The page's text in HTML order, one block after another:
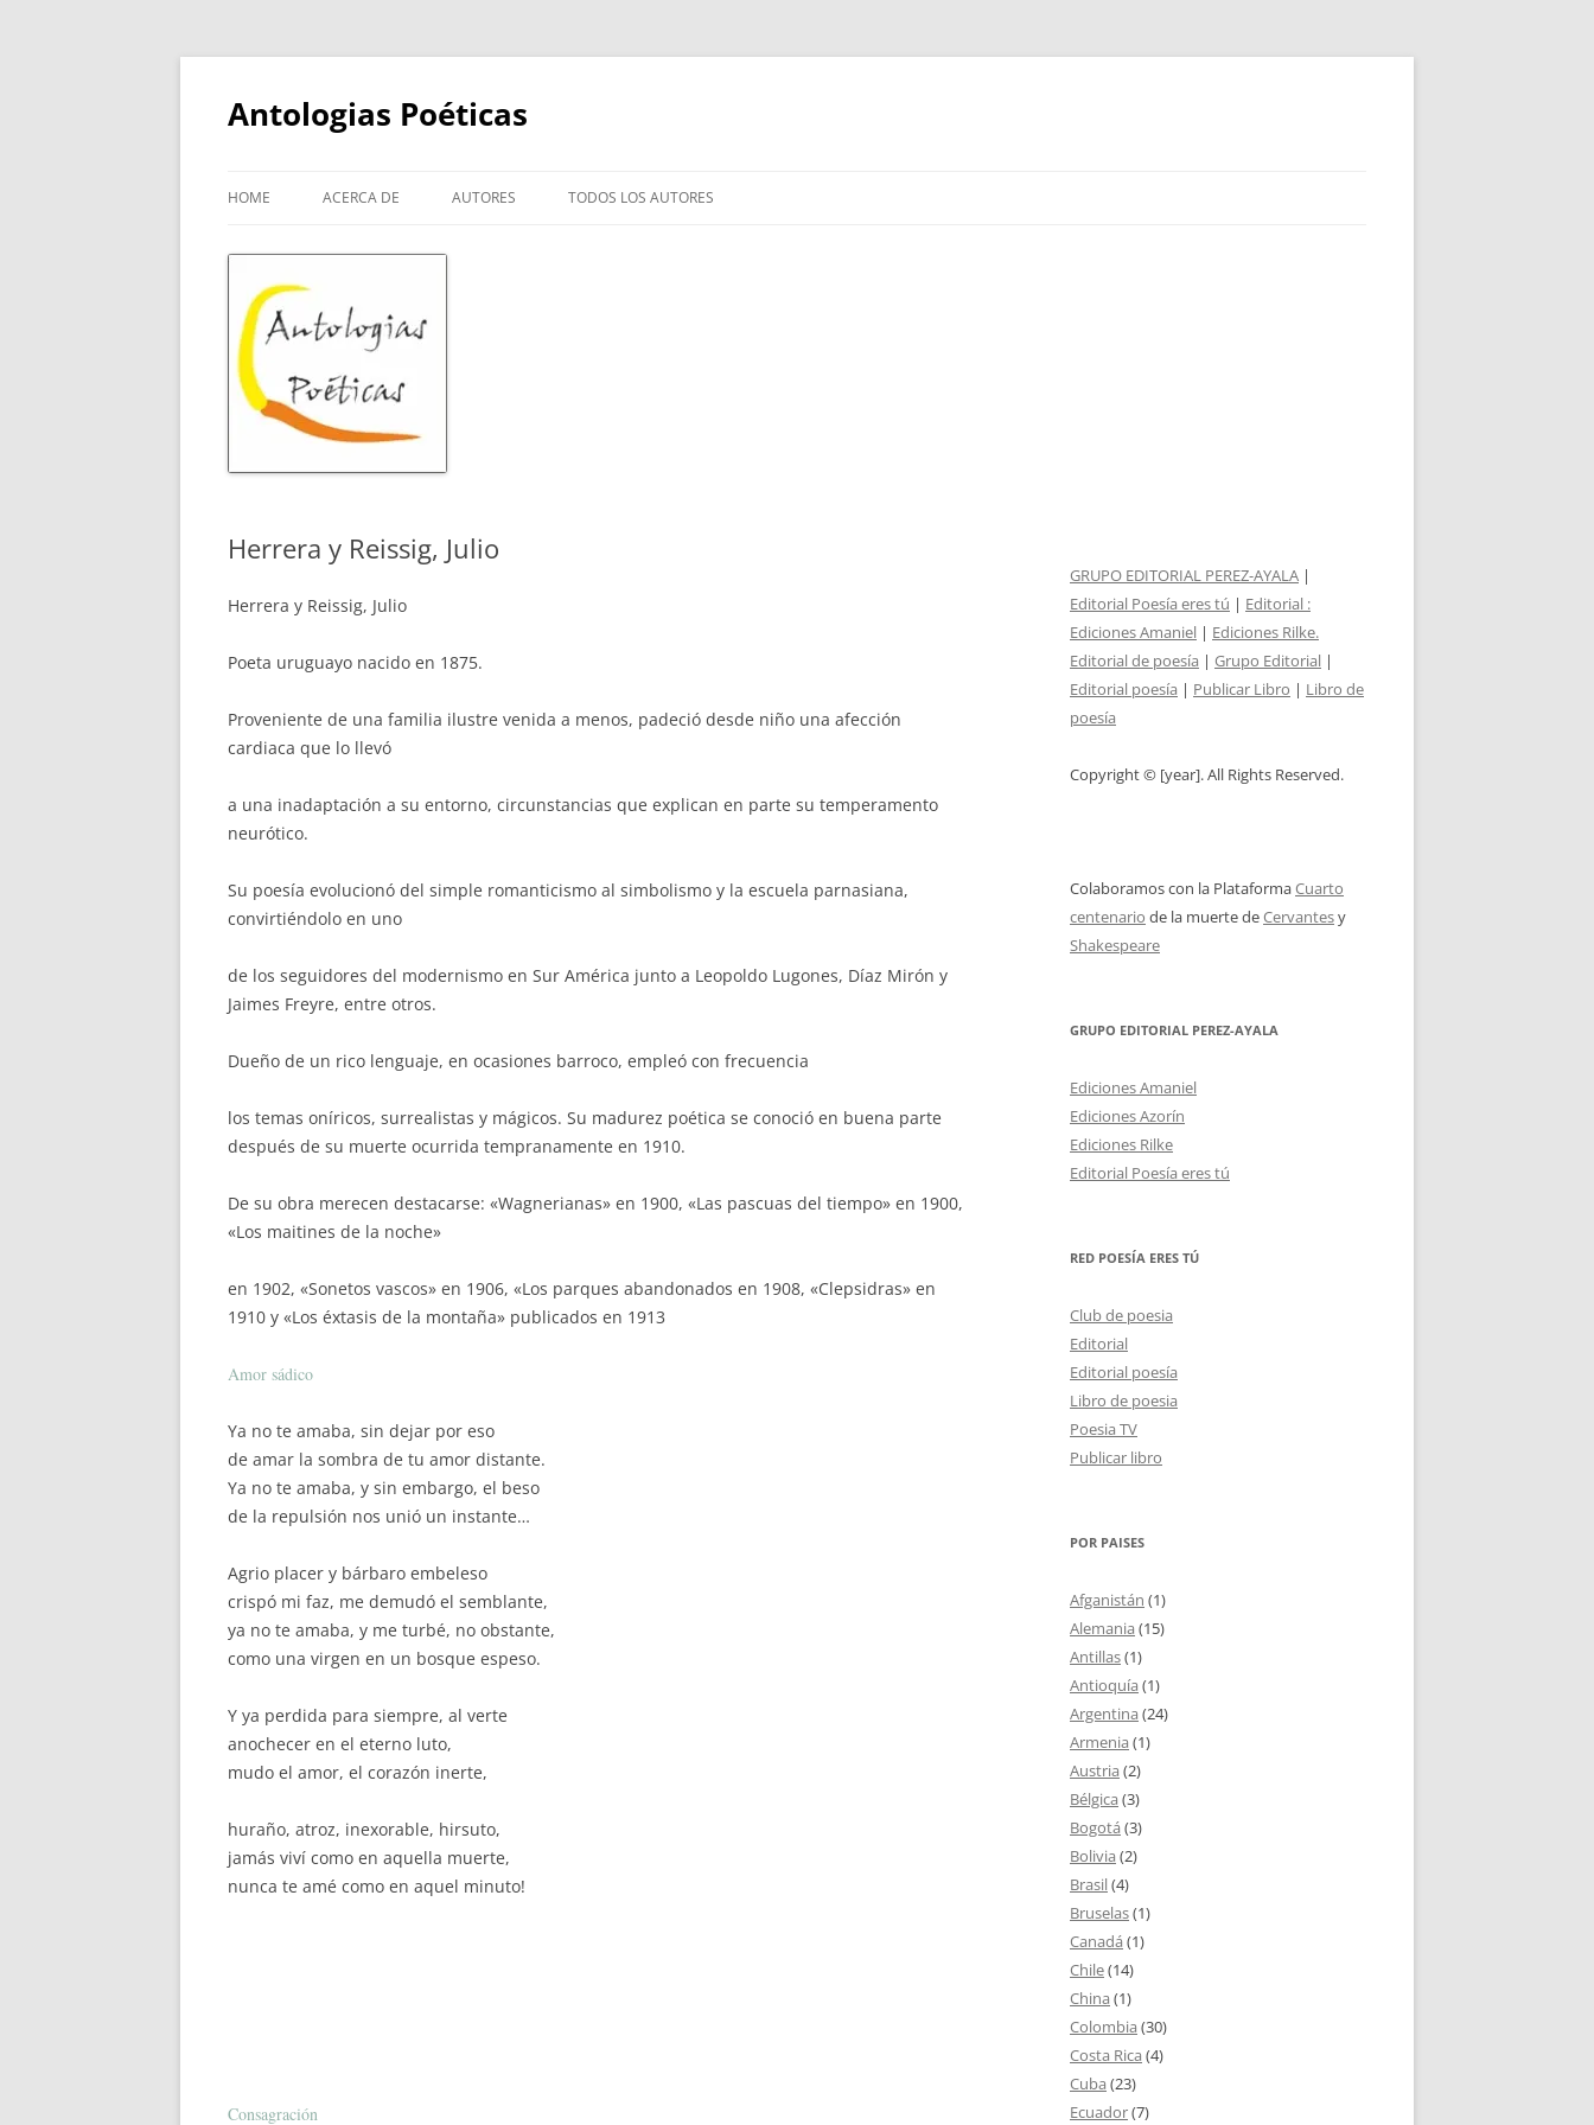
Skip
Antologias Poéticas
HOME ACERCA DE AUTORES TODOS LOS AUTORES
Herrera y Reissig, Julio
Herrera y Reissig, Julio
Poeta uruguayo nacido en 1875.
Proveniente de una familia ilustre venida a menos, padeció desde niño una afección
cardiaca que lo llevó
a una inadaptación a su entorno, circunstancias que explican en parte su temperamento
neurótico.
Su poesía evolucionó del simple romanticismo al simbolismo y la escuela parnasiana,
convirtiéndolo en uno
de los seguidores del modernismo en Sur América junto a Leopoldo Lugones, Díaz Mirón y
Jaimes Freyre, entre otros.
Dueño de un rico lenguaje, en ocasiones barroco, empleó con frecuencia
los temas oníricos, surrealistas y mágicos. Su madurez poética se conoció en buena parte
después de su muerte ocurrida tempranamente en 1910.
De su obra merecen destacarse: «Wagnerianas» en 1900, «Las pascuas del tiempo» en 1900,
«Los maitines de la noche»
en 1902, «Sonetos vascos» en 1906, «Los parques abandonados en 1908, «Clepsidras» en
1910 y «Los éxtasis de la montaña» publicados en 1913
Amor sádico
Ya no te amaba, sin dejar por eso
de amar la sombra de tu amor distante.
Ya no te amaba, y sin embargo, el beso
de la repulsión nos unió un instante…
Agrio placer y bárbaro embeleso
crispó mi faz, me demudó el semblante,
ya no te amaba, y me turbé, no obstante,
como una virgen en un bosque espeso.
Y ya perdida para siempre, al verte
anochecer en el eterno luto,
mudo el amor, el corazón inerte,
huraño, atroz, inexorable, hirsuto,
jamás viví como en aquella muerte,
nunca te amé como en aquel minuto!
Consagración
GRUPO EDITORIAL PEREZ-AYALA |
Editorial Poesía eres tú | Editorial :
Ediciones Amaniel | Ediciones Rilke.
Editorial de poesía | Grupo Editorial |
Editorial poesía | Publicar Libro | Libro de
poesía
Copyright © [year]. All Rights Reserved.
Colaboramos con la PlataformaCuarto
centenario de la muerte deCervantesy
Shakespeare
GRUPO EDITORIAL PEREZ-AYALA
Ediciones Amaniel
Ediciones Azorín
Ediciones Rilke
Editorial Poesía eres tú
RED POESÍA ERES TÚ
Club de poesia
Editorial
Editorial poesía
Libro de poesia
Poesia TV
Publicar libro
POR PAISES
Afganistán (1)
Alemania (15)
Antillas(1)
Antioquía (1)
Argentina (24)
Armenia (1)
Austria (2)
Bélgica (3)
Bogotá (3)
Bolivia (2)
Brasil(4)
Bruselas(1)
Canadá (1)
Chile(14)
China (1)
Colombia (30)
Costa Rica (4)
Cuba (23)
Ecuador(7)